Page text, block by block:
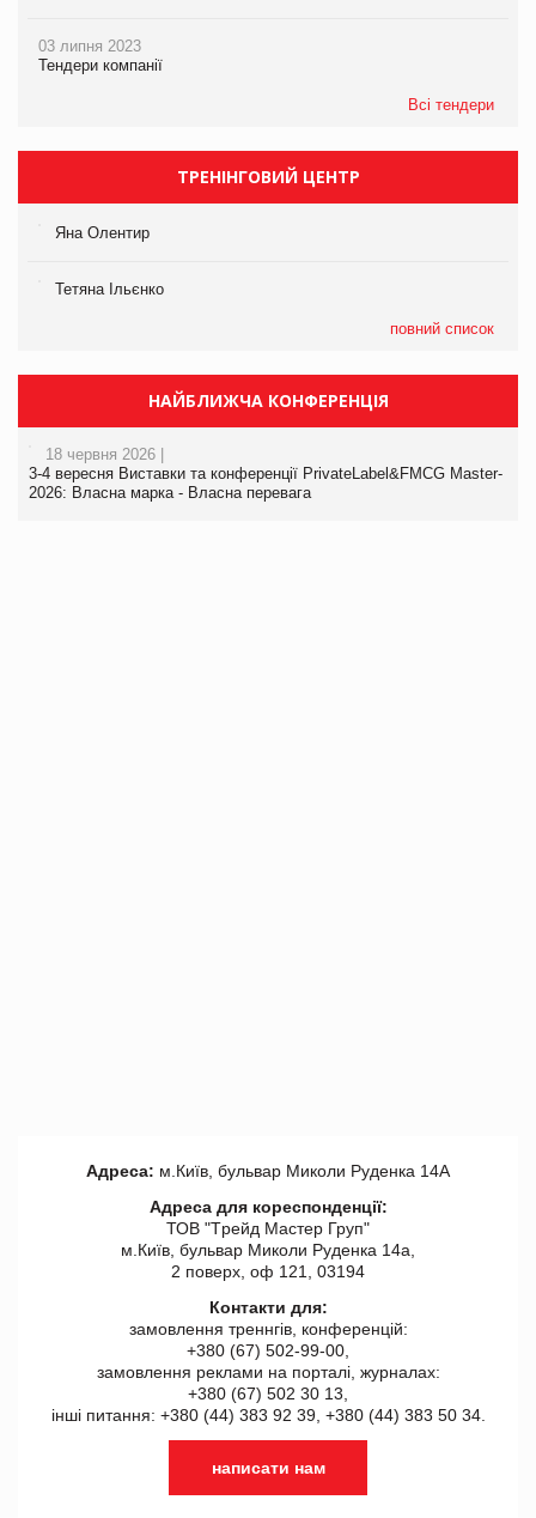
03 липня 2023
Тендери компанії
Всі тендери
ТРЕНІНГОВИЙ ЦЕНТР
Яна Олентир
Тетяна Ільєнко
повний список
НАЙБЛИЖЧА КОНФЕРЕНЦІЯ
18 червня 2026 |
3-4 вересня Виставки та конференції PrivateLabel&FMCG Master-
2026: Власна марка - Власна перевага
Адреса: м.Київ, бульвар Миколи Руденка 14А
Адреса для кореспонденції:
ТОВ "Tрейд Мастер Груп"
м.Київ, бульвар Миколи Руденка 14а,
2 поверх, оф 121, 03194
Контакти для:
замовлення треннгів, конференцій:
+380 (67) 502-99-00,
замовлення реклами на порталі, журналах:
+380 (67) 502 30 13,
інші питання: +380 (44) 383 92 39, +380 (44) 383 50 34.
написати нам